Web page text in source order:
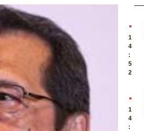
.
1
4
:
5
2
.
1
4
: